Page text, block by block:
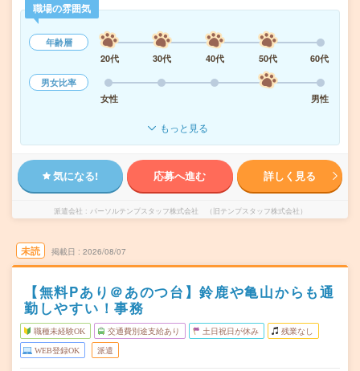
職場の雰囲気
年齢層
20代
30代 40代 50代
60代
男女比率
女性
男性
もっと見る
気になる! 応募へ進む 詳しく見る
派遣会社 パーソルテンプスタッフ株式会社 （旧テンプスタッフ株式会社）
未読 掲載日 2026/08/07
【無料Pあり＠あのつ台】鈴鹿や亀山からも通
勤しやすい！事務
職種未経験OK 交通費別途支給あり 土日祝日が休み 残業なし
WEB登録OK 派遣